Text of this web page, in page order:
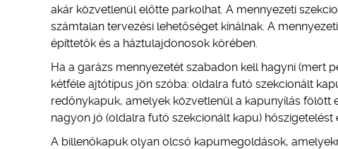
akár közvetlenül előtte parkolhat. A mennyezeti
számtalan tervezési lehetőséget kínálnak. A
építtetők és a háztulajdonosok körében.
Ha a garázs mennyezetét szabadon kell hagyni (mert
kétféle ajtótípus jön szóba: oldalra futó szekcionált
redőnykapuk, amelyek közvetlenül a kapunyílás fölött
nagyon jó (oldalra futó szekcionált kapu)
A billenőkapuk olyan olcsó kapumegoldások,